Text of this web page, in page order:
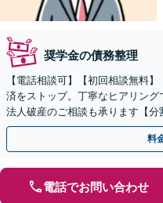
奨学金の債務整理
【電話相談可】【初回相談無料
済をストップ。丁寧なヒアリング
法人破産のご相談も承ります【
【女学院前駅5分】
料
電話でお問い合わせ